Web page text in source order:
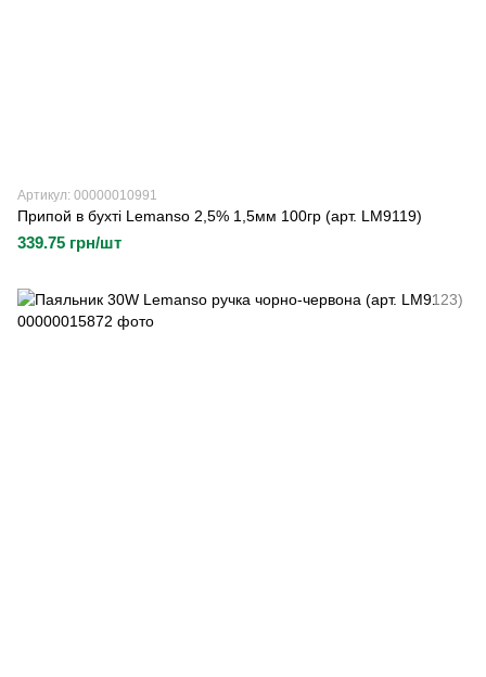
Артикул: 00000010991
Припой в бухті Lemanso 2,5% 1,5мм 100гр (арт. LM9119)
339.75 грн/шт